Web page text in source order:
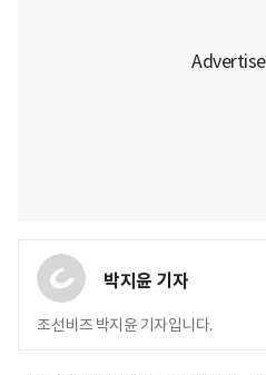
박지윤 기자
조선비즈 박지윤 기자입니다.